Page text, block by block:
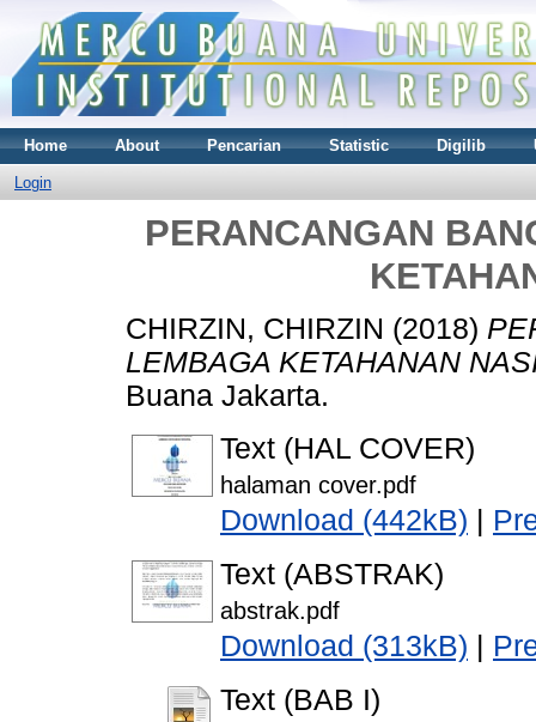
Home About Pencarian Statistic Digilib
Login
PERANCANGAN
CHIRZIN, CHIRZIN (2018)
LEMBAGA KETAHANAN
Buana Jakarta.
Text (HAL COVER)
halaman cover.pdf
Download (442kB)
Text (ABSTRAK)
abstrak.pdf
Download (313kB)
Text (BAB I)